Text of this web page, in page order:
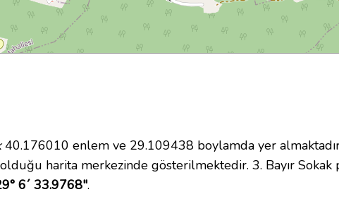
40.176010 enlem ve 29.109438 boylamda yer almaktadır.
harita merkezinde gösterilmektedir. 3. Bayır Sokak
6´ 33.9768".